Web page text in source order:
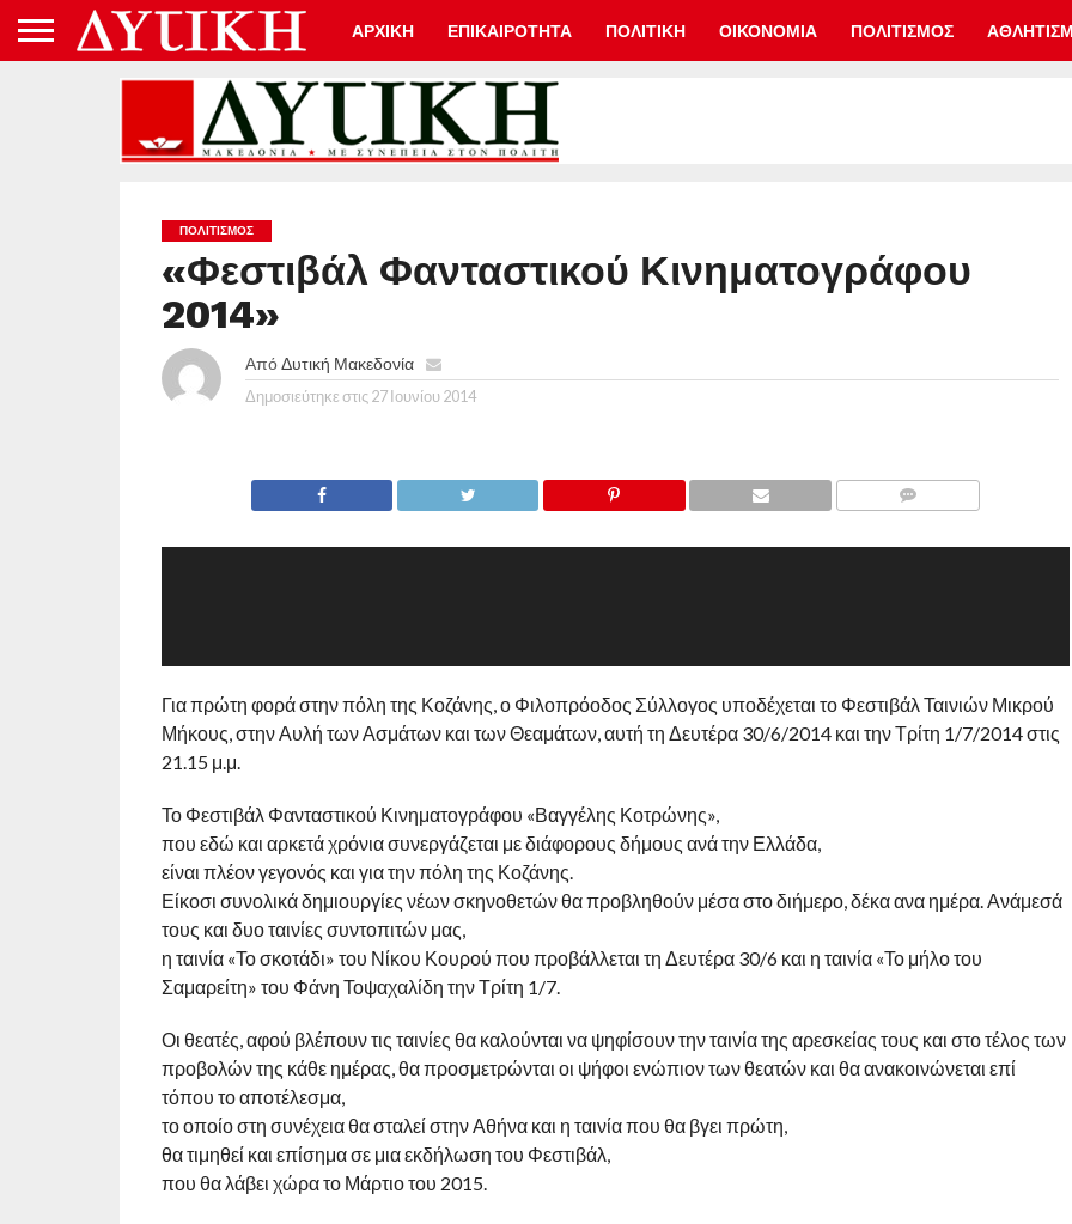
ΑΡΧΙΚΗ ΕΠΙΚΑΙΡΟΤΗΤΑ ΠΟΛΙΤΙΚΗ ΟΙΚΟΝΟΜΙΑ ΠΟΛΙΤΙΣΜΟΣ
ΠΟΛΙΤΙΣΜΌΣ
«Φεστιβάλ Φανταστικού Κινηματογράφου
2014»
ΑπόΔυτική Μακεδονία
Δημοσιεύτηκε στις 27 Ιουνίου 2014
Για πρώτη φορά στην πόλη της Κοζάνης, ο Φιλοπρόοδος Σύλλογος υποδέχεται το Φεστιβάλ Ταινιών Μικρού
Μήκους, στην Αυλή των Ασμάτων και των Θεαμάτων, αυτή τη Δευτέρα 30/6/2014 και την Τρίτη 1/7/2014 στις
21.15 μ.μ.
Το Φεστιβάλ Φανταστικού Κινηματογράφου «Βαγγέλης Κοτρώνης»,
που εδώ και αρκετά χρόνια συνεργάζεται με διάφορους δήμους ανά την Ελλάδα,
είναι πλέον γεγονός και για την πόλη της Κοζάνης.
Είκοσι συνολικά δημιουργίες νέων σκηνοθετών θα προβληθούν μέσα στο διήμερο, δέκα ανα ημέρα. Ανάμεσά
τους και δυο ταινίες συντοπιτών μας,
η ταινία «Το σκοτάδι» του Νίκου Κουρού που προβάλλεται τη Δευτέρα 30/6 και η ταινία «Το μήλο του
Σαμαρείτη» του Φάνη Τοψαχαλίδη την Τρίτη 1/7.
Οι θεατές, αφού βλέπουν τις ταινίες θα καλούνται να ψηφίσουν την ταινία της αρεσκείας τους και στο τέλος των
προβολών της κάθε ημέρας, θα προσμετρώνται οι ψήφοι ενώπιον των θεατών και θα ανακοινώνεται επί
τόπου το αποτέλεσμα,
το οποίο στη συνέχεια θα σταλεί στην Αθήνα και η ταινία που θα βγει πρώτη,
θα τιμηθεί και επίσημα σε μια εκδήλωση του Φεστιβάλ,
που θα λάβει χώρα το Μάρτιο του 2015.